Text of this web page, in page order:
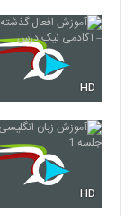
HD
HD